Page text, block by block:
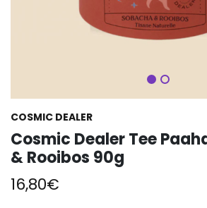
COSMIC DEALER
Cosmic Dealer Tee
& Rooibos 90g
16,80€